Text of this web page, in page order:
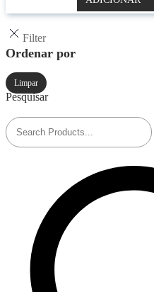
Filter
Ordenar por
Limpar
Pesquisar